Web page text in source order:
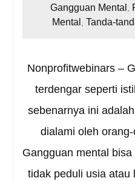
Gangguan Mental ,
Mental , Tanda-
Nonprofitwebinars –
terdengar seperti
sebenarnya ini
dialami oleh
Gangguan mental
tidak peduli usia atau